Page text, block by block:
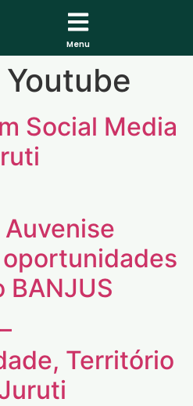
Menu
Youtube
Social Media
oportunidades
BANJUS
Território